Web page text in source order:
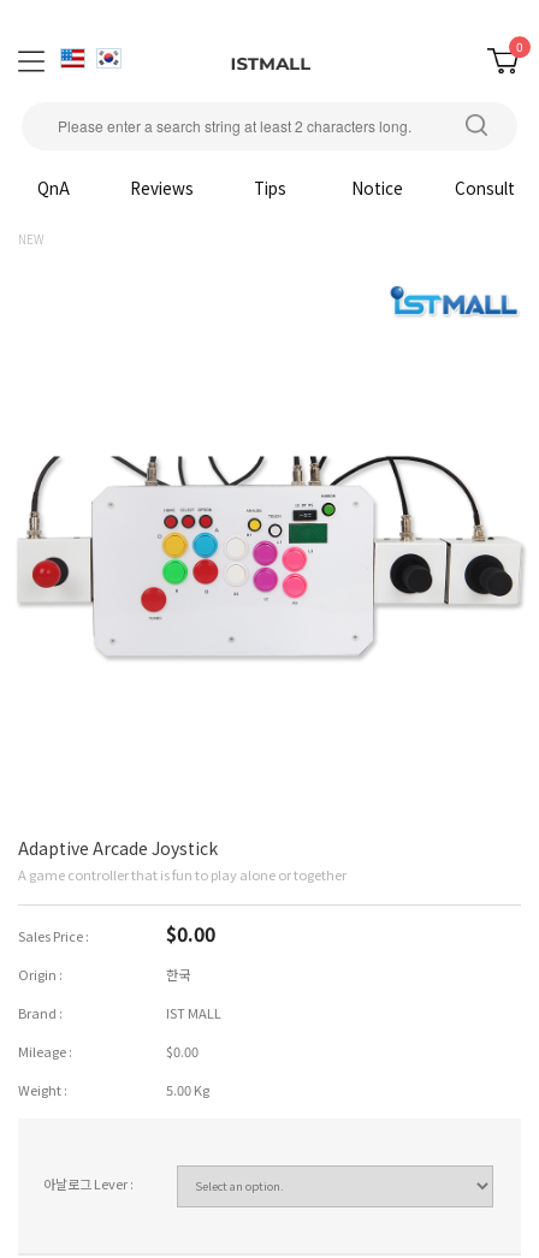
0
QnA Reviews Tips Notice Consult
NEW
Adaptive Arcade Joystick
A game controller that is fun to play alone or together
Sales Price : $0.00
Origin :
한국
Brand :
IST MALL
Mileage :
$0.00
Weight :
5.00 Kg
아날로그 Lever :